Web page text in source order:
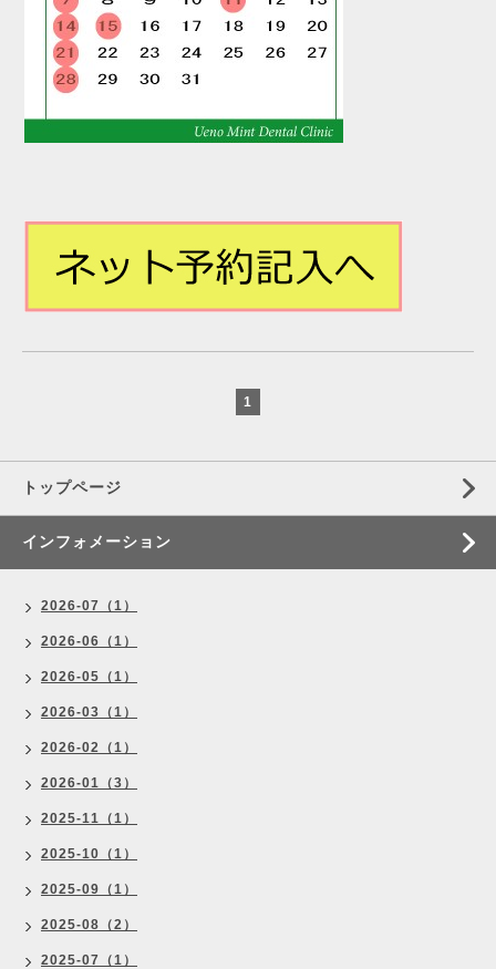
1
トップページ
インフォメーション
2026-07（1）
2026-06（1）
2026-05（1）
2026-03（1）
2026-02（1）
2026-01（3）
2025-11（1）
2025-10（1）
2025-09（1）
2025-08（2）
2025-07（1）